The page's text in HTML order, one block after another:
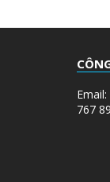
767